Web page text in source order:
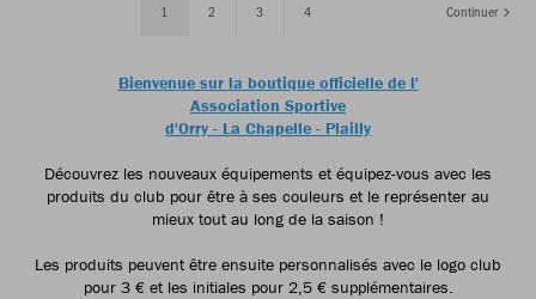
1 2 3 4 Continuer
Bienvenue sur la boutique officielle de l'
Association Sportive
d'Orry - La Chapelle - Plailly
Découvrez les nouveaux équipements et équipez-vous avec les
produits du club pour être à ses couleurs et le représenter au
mieux tout au long de la saison !
Les produits peuvent être ensuite personnalisés avec le logo club
pour 3 € et les initiales pour 2,5 € supplémentaires.